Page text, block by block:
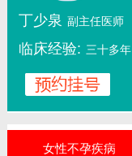
丁少泉 副主任医师
临床经验: 三十多年
女性不孕疾病